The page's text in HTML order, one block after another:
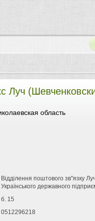
Луч
область
Відділення поштового зв"язку
Українського державного
б. 15
0512296218